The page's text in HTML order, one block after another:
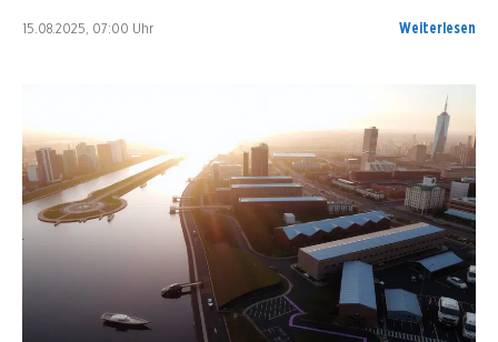
15.08.2025, 07:00 Uhr Weiterlesen